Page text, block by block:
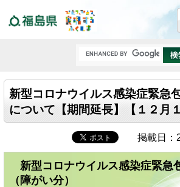
新型コロナウイルス感染症緊急
について【期間延長】【１２月
掲載日：
新型コロナウイルス感染症緊急
（障がい分）